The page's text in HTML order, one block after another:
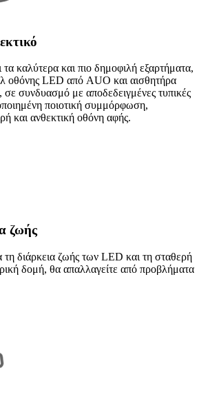
καλύτερα και πιο δημοφιλή εξαρτήματα,
οθόνης LED από AUO και αισθητήρα
συνδυασμό με αποδεδειγμένες τυπικές
ποιοτική συμμόρφωση,
και ανθεκτική οθόνη αφής.
ζωής
τη διάρκεια ζωής των LED και τη σταθερή
δομή, θα απαλλαγείτε από προβλήματα